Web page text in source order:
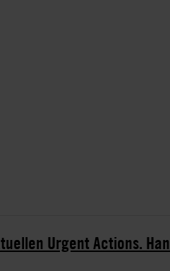
Urgent Actions.